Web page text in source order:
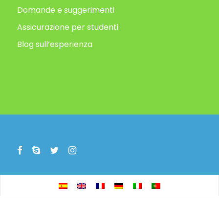
Domande e suggerimenti
Assicurazione per studenti
Blog sull’esperienza